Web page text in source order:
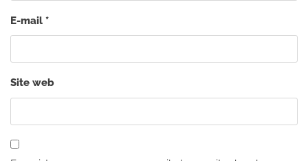
E-mail *
Site web